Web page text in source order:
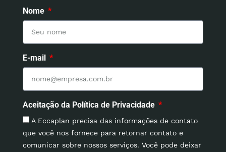
Nome
E-mail
Aceitação da Política de Privacidade
A Eccaplan precisa das informações de contato
que você nos fornece para retornar contato e
comunicar sobre nossos serviços. Você pode deixar